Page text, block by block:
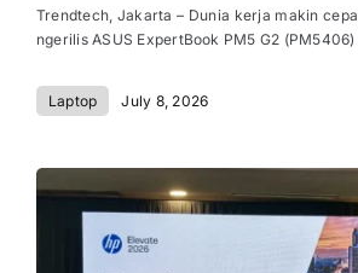
Trendtech, Jakarta – Dunia kerja makin
ngerilis ASUS ExpertBook PM5 G2
Laptop July 8, 2026